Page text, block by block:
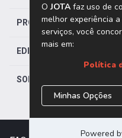
PRO SAÚDE
EDITORIAS
SOBRE O JOTA